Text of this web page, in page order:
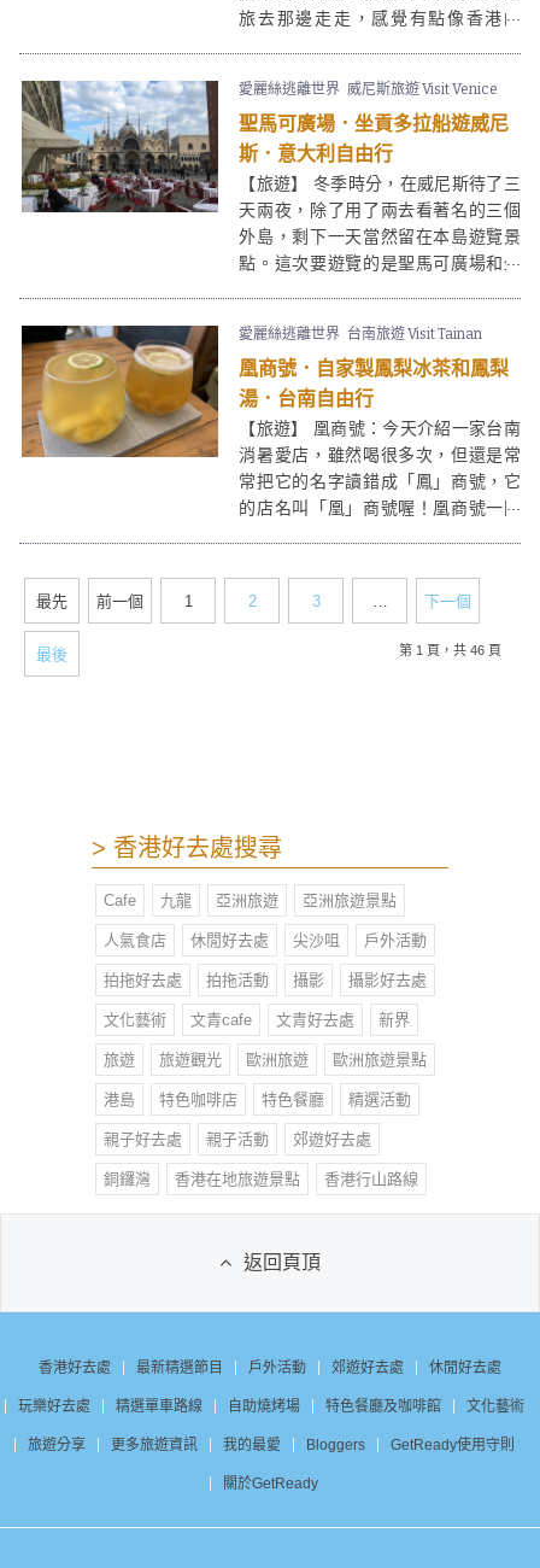
旅去那邊走走，感覺有點像香港的
特色商店，迪化街是一個購物好去
處。
愛麗絲逃離世界 威尼斯旅遊 Visit Venice
聖馬可廣場．坐貢多拉船遊威尼
斯．意大利自由行
【旅遊】 冬季時分，在威尼斯待了三
天兩夜，除了用了兩去看著名的三個
外島，剩下一天當然留在本島遊覽景
點。這次要遊覽的是聖馬可廣場和坐
動已是個指定動作了。
愛麗絲逃離世界 台南旅遊 Visit Tainan
凰商號．自家製鳳梨冰茶和鳳梨
湯．台南自由行
【旅遊】 凰商號：今天介紹一家台南
消暑愛店，雖然喝很多次，但還是常
常把它的名字讀錯成「鳳」商號，它
的店名叫「凰」商號喔！凰商號一開
帶旁邊食店吃一整個下午！
最先 前一個 1 2 3 … 下一個
最後 第 1 頁，共 46 頁
> 香港好去處搜尋
Cafe 九龍 亞洲旅遊 亞洲旅遊景點
人氣食店 休閒好去處 尖沙咀 戶外活動
拍拖好去處 拍拖活動 攝影 攝影好去處
文化藝術 文青cafe 文青好去處 新界
旅遊 旅遊觀光 歐洲旅遊 歐洲旅遊景點
港島 特色咖啡店 特色餐廳 精選活動
親子好去處 親子活動 郊遊好去處
銅鑼灣 香港在地旅遊景點 香港行山路線
返回頁頂
香港好去處 最新精選節目 戶外活動 郊遊好去處 休閒好去處
玩樂好去處 精選單車路線 自助燒烤場 特色餐廳及咖啡館 文化藝術
旅遊分享 更多旅遊資訊 我的最愛 Bloggers GetReady使用守則
關於GetReady